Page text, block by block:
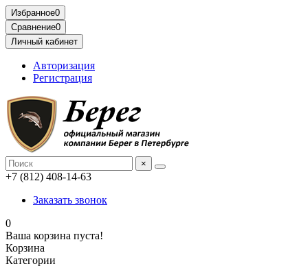
Избранное0
Сравнение0
Личный кабинет
Авторизация
Регистрация
×
+7 (812) 408-14-63
Заказать звонок
0
Ваша корзина пуста!
Корзина
Категории